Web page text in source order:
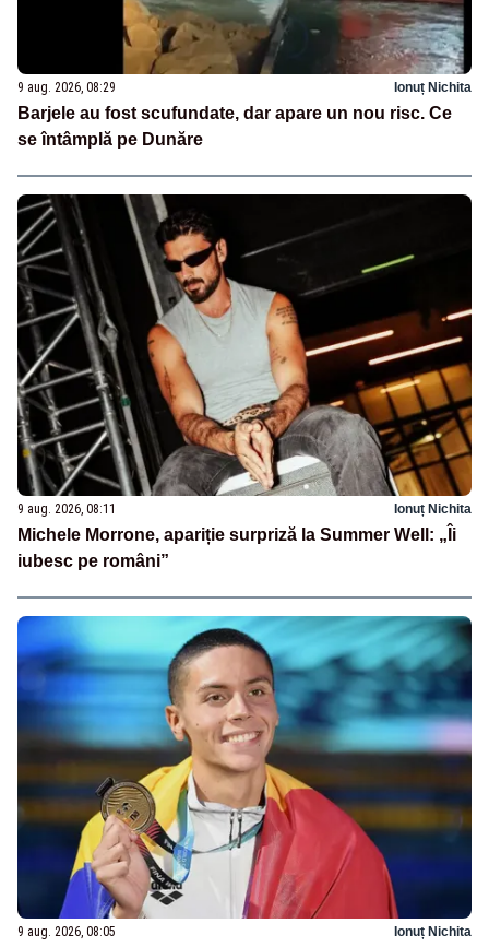
9 aug. 2026, 08:29 Ionuț Nichita
Barjele au fost scufundate, dar apare un nou risc. Ce
se întâmplă pe Dunăre
9 aug. 2026, 08:11 Ionuț Nichita
Michele Morrone, apariție surpriză la Summer Well: „Îi
iubesc pe români”
9 aug. 2026, 08:05 Ionuț Nichita